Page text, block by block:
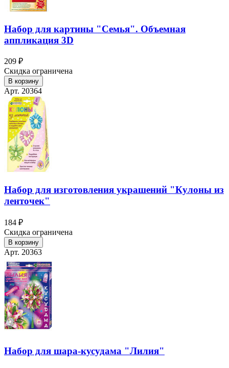
Набор для картины "Семья". Объемная
аппликация 3D
209 ₽
Скидка ограничена
В корзину
Арт. 20364
Набор для изготовления украшений "Кулоны из
ленточек"
184 ₽
Скидка ограничена
В корзину
Арт. 20363
Набор для шара-кусудама "Лилия"